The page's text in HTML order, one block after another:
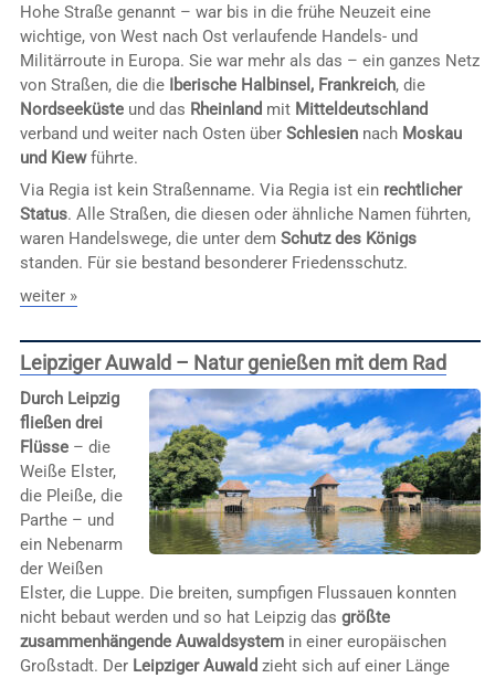
Hohe Straße genannt – war bis in die frühe Neuzeit eine
wichtige, von West nach Ost verlaufende Handels- und
Militärroute in Europa. Sie war mehr als das – ein ganzes Netz
von Straßen, die die Iberische Halbinsel, Frankreich, die
Nordseeküsteund das Rheinland mit Mitteldeutschland
verband und weiter nach Osten über Schlesiennach Moskau
und Kiewführte.
Via Regia ist kein Straßenname. Via Regia ist ein rechtlicher
Status. Alle Straßen, die diesen oder ähnliche Namen führten,
waren Handelswege, die unter dem Schutz des Königs
standen. Für sie bestand besonderer Friedensschutz.
weiter »
Leipziger Auwald – Natur genießen mit dem Rad
Durch Leipzig
fließen drei
Flüsse– die
Weiße Elster,
die Pleiße, die
Parthe – und
ein Nebenarm
der Weißen
Elster, die Luppe. Die breiten, sumpfigen Flussauen konnten
nicht bebaut werden und so hat Leipzig das größte
zusammenhängende Auwaldsystemin einer europäischen
Großstadt. Der Leipziger Auwald zieht sich auf einer Länge